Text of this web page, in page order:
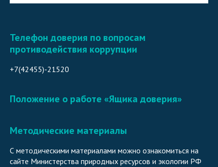
Телефон доверия по вопросам
противодействия коррупции
+7(42455)-21520
Положение о работе «Ящика доверия»
Методические материалы
С методическими материалами можно ознакомиться на
сайте Министерства природных ресурсов и экологии РФ